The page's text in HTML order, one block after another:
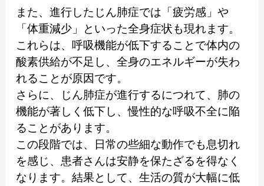
また、進行したじん肺症では「疲労感」や
「体重減少」といった全身症状も現れます。
これらは、呼吸機能が低下することで体内の
酸素供給が不足し、全身のエネルギーが失わ
れることが原因です。
さらに、じん肺症が進行するにつれて、肺の
機能が著しく低下し、慢性的な呼吸不全に陥
ることがあります。
この段階では、日常の些細な動作でも息切れ
を感じ、患者さんは安静を保たざるを得なく
なります。結果として、生活の質が大幅に低